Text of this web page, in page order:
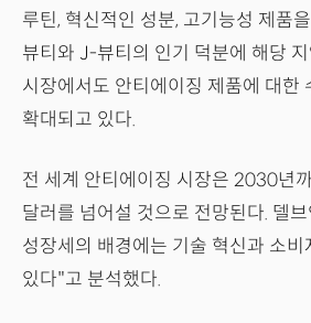
루틴, 혁신적인 성분, 고기능성 제품
뷰티와 J-뷰티의 인기 덕분에 해당
시장에서도 안티에이징 제품에 대한
확대되고 있다.
전 세계 안티에이징 시장은 2030년
달러를 넘어설 것으로 전망된다. 델
성장세의 배경에는 기술 혁신과 소비
있다"고 분석했다.